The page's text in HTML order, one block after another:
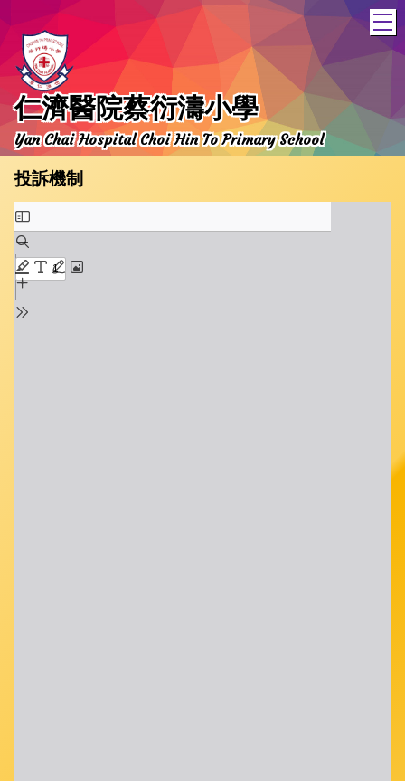
仁濟醫院蔡衍濤小學
Yan Chai Hospital Choi Hin To Primary School
投訴機制